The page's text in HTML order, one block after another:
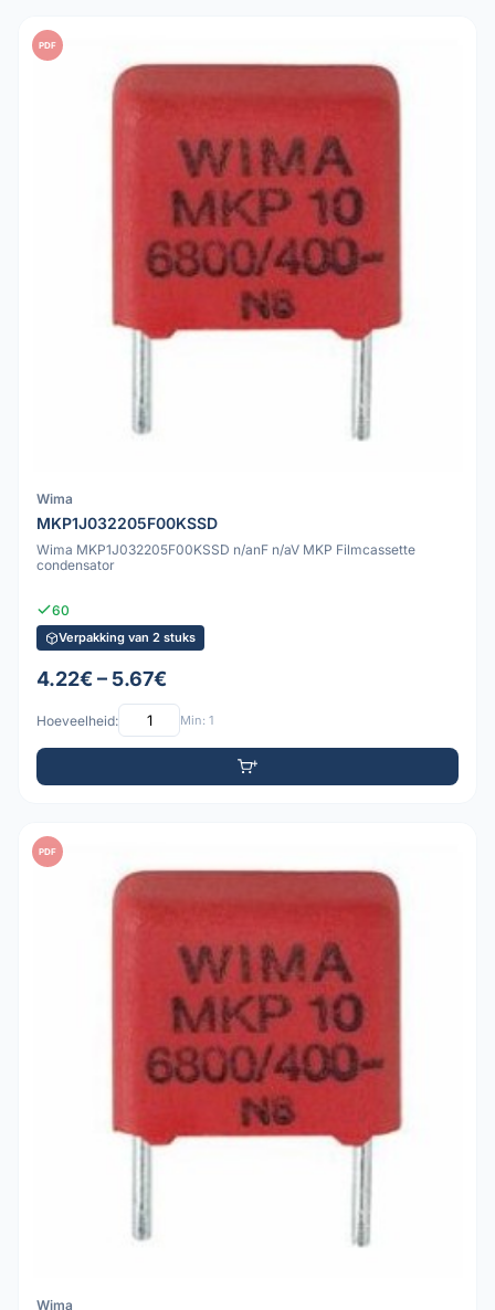
PDF
Wima
MKP1J032205F00KSSD
Wima MKP1J032205F00KSSD n/anF n/aV MKP Filmcassette
condensator
60
Verpakking van 2 stuks
4.22€ – 5.67€
Hoeveelheid: Min: 1
PDF
Wima